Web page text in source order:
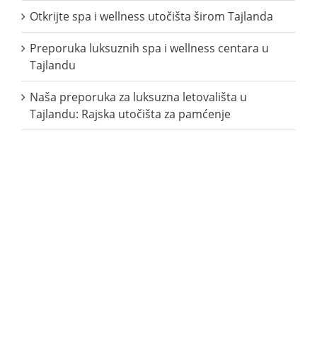
Otkrijte spa i wellness utočišta širom Tajlanda
Preporuka luksuznih spa i wellness centara u
Tajlandu
Naša preporuka za luksuzna letovališta u
Tajlandu: Rajska utočišta za pamćenje